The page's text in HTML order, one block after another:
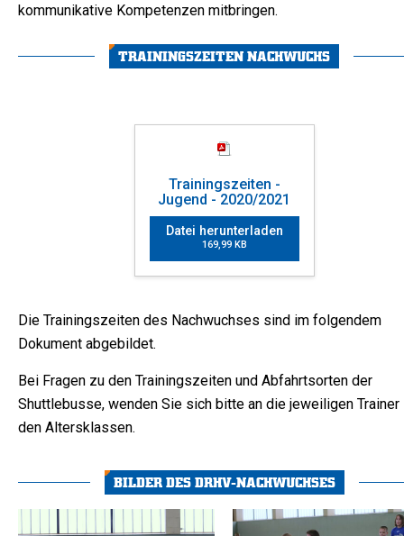
kommunikative Kompetenzen mitbringen.
TRAININGSZEITEN NACHWUCHS
Trainingszeiten -
Jugend - 2020/2021
Datei herunterladen
169,99 KB
Die Trainingszeiten des Nachwuchses sind im folgendem
Dokument abgebildet.
Bei Fragen zu den Trainingszeiten und Abfahrtsorten der
Shuttlebusse, wenden Sie sich bitte an die jeweiligen Trainer
den Altersklassen.
BILDER DES DRHV-NACHWUCHSES